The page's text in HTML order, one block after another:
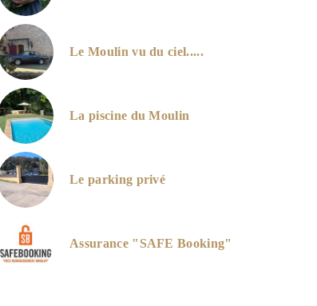
image
Le Moulin vu du ciel.....
La piscine du Moulin
Le parking privé
Assurance "SAFE Booking"